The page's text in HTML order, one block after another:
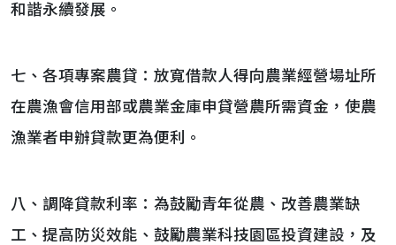
和諧永續發展。
七、各項專案農貸：放寬借款人得向農業經營場址所
在農漁會信用部或農業金庫申貸營農所需資金，使農
漁業者申辦貸款更為便利。
八、調降貸款利率：為鼓勵青年從農、改善農業缺
工、提高防災效能、鼓勵農業科技園區投資建設，及